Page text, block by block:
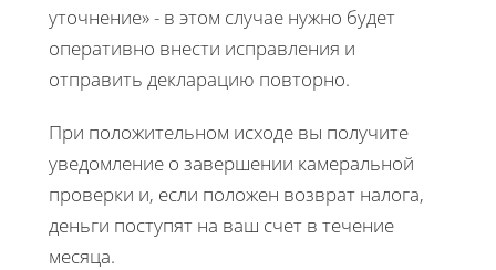
уточнение» - в этом случае нужно будет
оперативно внести исправления и
отправить декларацию повторно.
При положительном исходе вы получите
уведомление о завершении камеральной
проверки и, если положен возврат налога,
деньги поступят на ваш счет в течение
месяца.